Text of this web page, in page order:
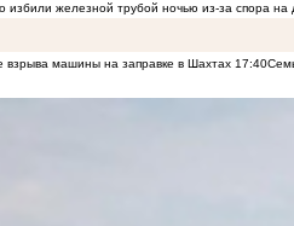
избили железной трубой ночью из-за спора на
взрыва машины на заправке в Шахтах 17:40